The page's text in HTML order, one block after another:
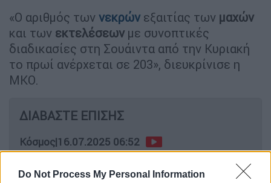
Do Not Process My Personal Information
«Ο αριθμός των νεκρών εξαιτίας των μαχών
και των εκτελέσεων με συνοπτικές
διαδικασίες στη Σουάιντα από την Κυριακή
το πρωί ανέρχεται σε 203», διευκρίνισε η
ΜΚΟ.
ΔΙΑΒΑΣΤΕ ΕΠΙΣΗΣ
Κόσμος|16.07.2025 06:52
του πολέμου στην Ουκρανία - Γιατί